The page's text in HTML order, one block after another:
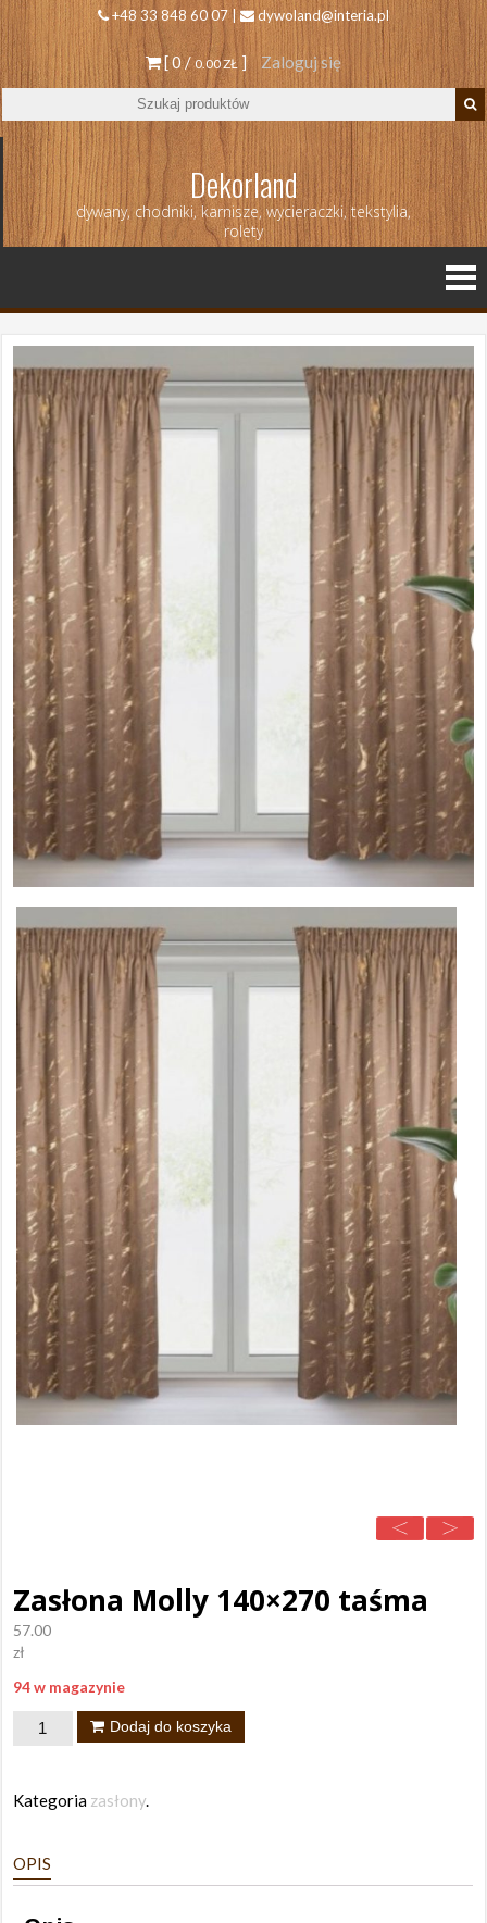
+48 33 848 60 07 | dywoland@interia.pl
[ 0 /0.00 ZŁ ] Zaloguj się
Dekorland
dywany, chodniki, karnisze, wycieraczki, tekstylia,
rolety
Zasłona Molly 140×270 taśma
57.00
zł
94 w magazynie
ilość
140x270
Dodaj do koszyka
Kategoria zasłony.
OPIS